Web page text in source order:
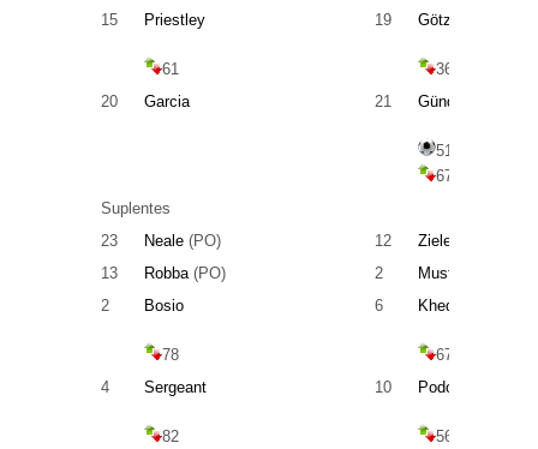
15 Priestley
61
19 Götze
36
20
Garcia 21 Gündoğan
51
67
Suplentes
23
Neale (PO) 12 Zieler
13
Robba(PO) 2
Mustafi
2
Bosio
78
6 Khedira
67
4
Sergeant
82
10 Podolski
56